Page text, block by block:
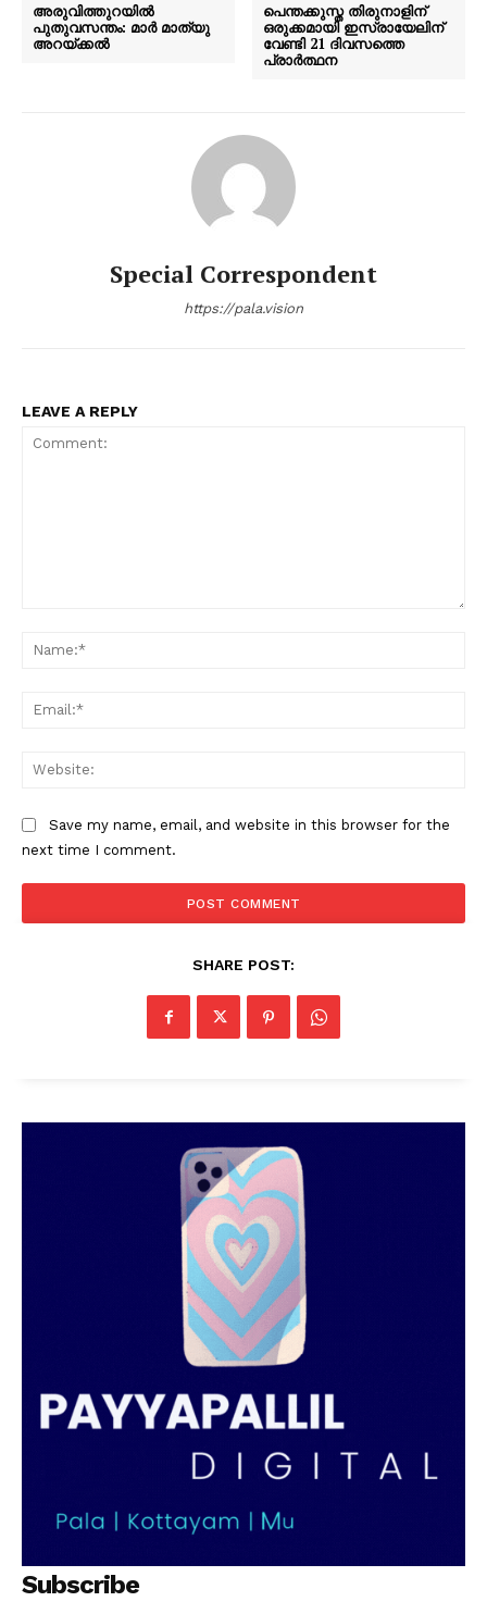
PALA VISION
അരുവിത്തുറയിൽ
പുതുവസന്തം: മാർ മാത്യു
അറയ്ക്കൽ
പെന്തക്കുസ്ത തിരുനാളിന്
ഒരുക്കമായി ഇസ്രായേലിന്
വേണ്ടി 21 ദിവസത്തെ
പ്രാർത്ഥന
Special Correspondent
https://pala.vision
LEAVE A REPLY
Save my name, email, and website in this browser for the
next time I comment.
SHARE POST:
Subscribe